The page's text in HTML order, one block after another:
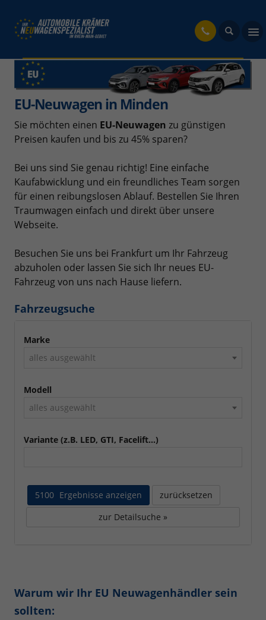
EU-Neuwagen in Minden
Sie möchten einen EU-Neuwagen zu günstigen
Preisen kaufen und bis zu 45% sparen?
Bei uns sind Sie genau richtig! Eine einfache
Kaufabwicklung und ein freundliches Team sorgen
für einen reibungslosen Ablauf. Bestellen Sie Ihren
Traumwagen einfach und direkt über unsere
Webseite.
Besuchen Sie uns bei Frankfurt um Ihr Fahrzeug
abzuholen oder lassen Sie sich Ihr neues EU-
Fahrzeug von uns nach Hause liefern.
Fahrzeugsuche
Marke
alles ausgewählt
Modell
alles ausgewählt
Variante (z.B. LED, GTI, Facelift...)
5100 Ergebnisse anzeigen
zurücksetzen
zur Detailsuche »
Warum wir Ihr EU Neuwagenhändler sein
sollten: